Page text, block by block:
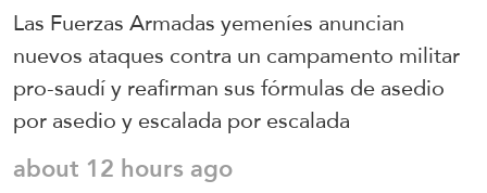
Las Fuerzas Armadas yemeníes anuncian
nuevos ataques contra un campamento militar
pro-saudí y reafirman sus fórmulas de asedio
por asedio y escalada por escalada
about 12 hours ago